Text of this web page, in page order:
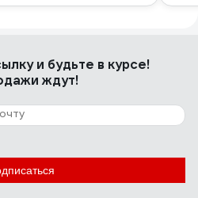
и будьте в курсе!
ждут!